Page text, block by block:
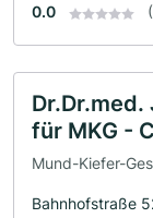
0.0
für MKG -
Mund-Kiefer-
Bahnhofstraße